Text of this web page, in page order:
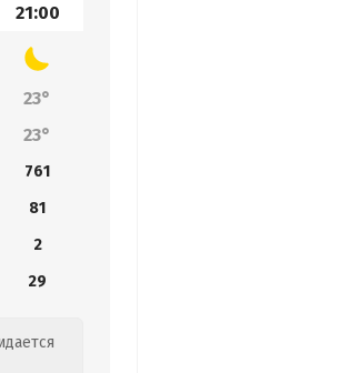
21:00
23°
23°
761
81
2
29